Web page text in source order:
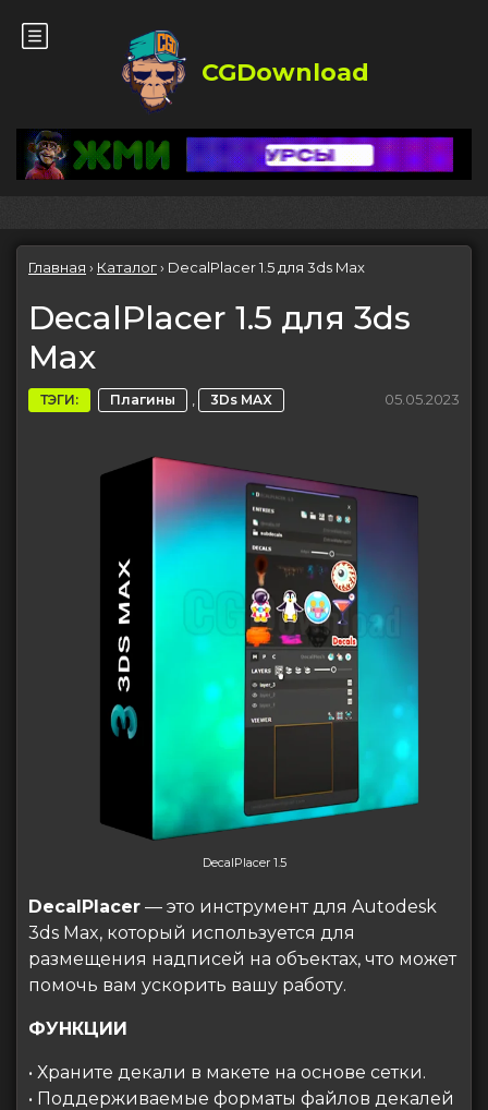
CGDownload
Главная › Каталог› DecalPlacer 1.5 для 3ds Max
DecalPlacer 1.5 для 3ds
Max
ТЭГИ: Плагины , 3Ds MAX 05.05.2023
DecalPlacer 1.5
DecalPlacer — это инструмент для Autodesk
3ds Max, который используется для
размещения надписей на объектах, что может
помочь вам ускорить вашу работу.
ФУНКЦИИ
• Храните декали в макете на основе сетки.
• Поддерживаемые форматы файлов декалей